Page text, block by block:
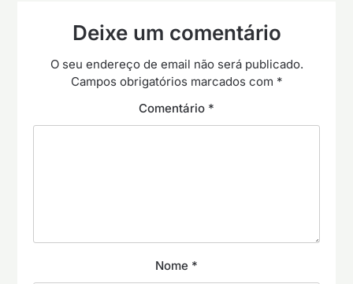
Deixe um comentário
O seu endereço de email não será publicado.
Campos obrigatórios marcados com *
Comentário *
Nome *